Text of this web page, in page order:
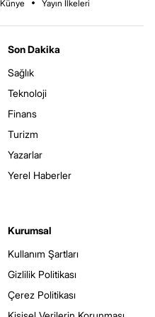
Künye Yayın İlkeleri
Son Dakika
Sağlık
Teknoloji
Finans
Turizm
Yazarlar
Yerel Haberler
Kurumsal
Kullanım Şartları
Gizlilik Politikası
Çerez Politikası